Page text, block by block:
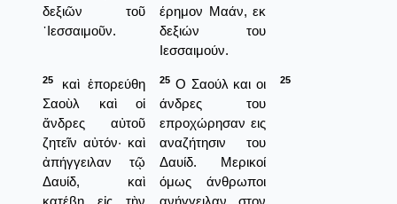
δεξιῶν τοῦ
᾿Ιεσσαιμοῦν.
έρημον Μαάν, εκ
δεξιών του
Ιεσσαιμούν.
25
καὶ ἐπορεύθη
Σαοὺλ καὶ οἱ
ἄνδρες αὐτοῦ
ζητεῖν αὐτόν· καὶ
ἀπήγγειλαν τῷ
Δαυίδ, καὶ
κατέβη εἰς τὴν
25 Ο Σαούλ και οι
άνδρες του
επροχώρησαν εις
αναζήτησιν του
Δαυίδ. Μερικοί
όμως άνθρωποι
ανήγγειλαν στον
25